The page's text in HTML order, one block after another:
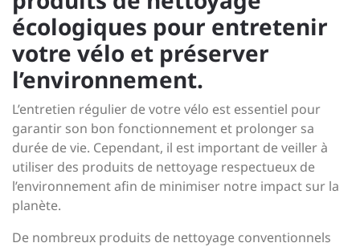
écologiques pour entretenir
votre vélo et préserver
l’environnement.
L’entretien régulier de votre vélo est essentiel pour
garantir son bon fonctionnement et prolonger sa
durée de vie. Cependant, il est important de veiller à
utiliser des produits de nettoyage respectueux de
l’environnement afin de minimiser notre impact sur la
planète.
De nombreux produits de nettoyage conventionnels